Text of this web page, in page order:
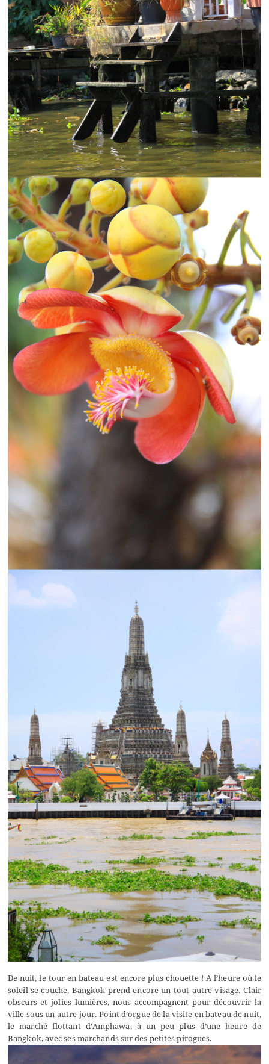
De nuit, le tour en bateau est encore plus chouette ! A l’heure où le
soleil se couche, Bangkok prend encore un tout autre visage. Clair
obscurs et jolies lumières, nous accompagnent pour découvrir la
ville sous un autre jour. Point d’orgue de la visite en bateau de nuit,
le marché flottant d’Amphawa, à un peu plus d’une heure de
Bangkok, avec ses marchands sur des petites pirogues.